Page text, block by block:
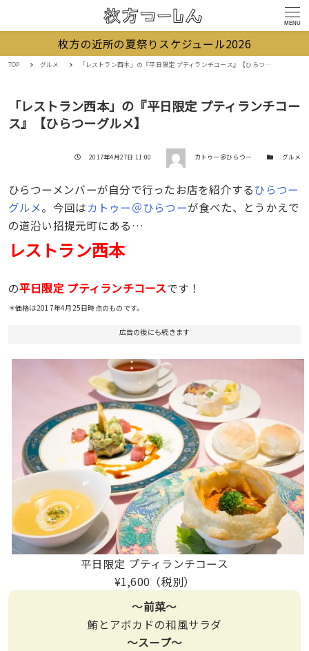
MENU
枚方の近所の夏祭りスケジュール2026
TOP グルメ 「レストラン西本」の『平日限定 プティランチコース』【ひらつーグルメ】
「レストラン西本」の『平日限定 プティランチコー
ス』【ひらつーグルメ】
投稿日
2017年4月27日 11:00 著者 カトゥー＠ひらつー カテゴリー
グルメ
ひらつーメンバーが自分で行ったお店を紹介するひらつー
グルメ。今回はカトゥー＠ひらつーが食べた、とうかえで
の道沿い招提元町にある…
レストラン西本
の平日限定 プティランチコースです！
＊価格は2017年4月25日時点のものです。
広告の後にも続きます
平日限定 プティランチコース
¥1,600（税別）
〜前菜〜
鮪とアボカドの和風サラダ
〜スープ〜